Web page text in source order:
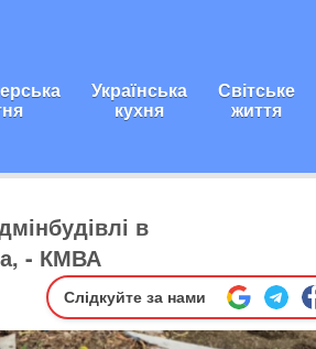
Українська
кухня
Світське
життя
в
- КМВА
Слідкуйте за нами